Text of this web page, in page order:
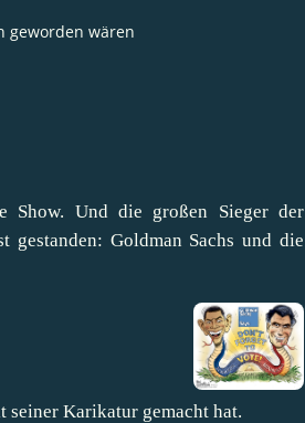
geworden wären
Show. Und die großen Sieger der
gestanden: Goldman Sachs und die
seiner Karikatur gemacht hat.